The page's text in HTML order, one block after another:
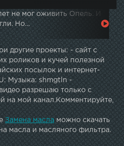
не мог оживить Опель. И
Но…
другие проекты: - сайт с
роликов и кучей полезной
посылок и интернет-
Музыка: shmgtln -
разрешаю только с
на мой канал.Комментируйте,
вопросы и будьте аккуратны
Замена масламожно скачать
масла и масляного фильтра.